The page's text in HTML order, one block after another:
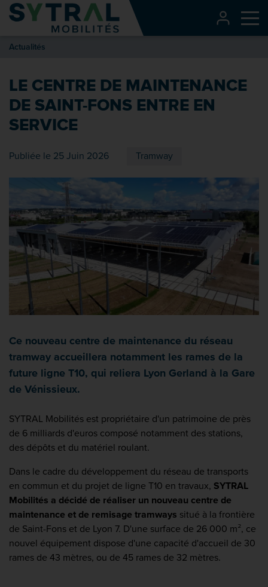
Contenu
Entête de page
Recherche
Pied de page
Actualités
LE CENTRE DE MAINTENANCE
DE SAINT-FONS ENTRE EN
SERVICE
Publiée le 25 Juin 2026 Tramway
Ce nouveau centre de maintenance du réseau
tramway accueillera notamment les rames de la
future ligne T10, qui reliera Lyon Gerland à la Gare
de Vénissieux.
SYTRAL Mobilités est propriétaire d'un patrimoine de près
de 6 milliards d'euros composé notamment des stations,
des dépôts et du matériel roulant.
Dans le cadre du développement du réseau de transports
en commun et du projet de ligne T10 en travaux, SYTRAL
Mobilités a décidé de réaliser un nouveau centre de
maintenance et de remisage tramways situé à la frontière
de Saint-Fons et de Lyon 7. D'une surface de 26 000 m², ce
nouvel équipement dispose d'une capacité d'accueil de 30
rames de 43 mètres, ou de 45 rames de 32 mètres.